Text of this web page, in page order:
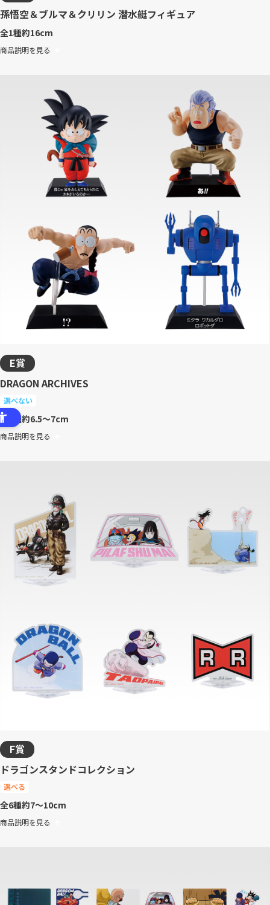
孫悟空＆ブルマ＆クリリン 潜水艇フィギュア
全1種約16cm
商品説明を見る
E賞
DRAGON ARCHIVES
選べない
全4種約6.5～7cm
商品説明を見る
F賞
ドラゴンスタンドコレクション
選べる
全6種約7～10cm
商品説明を見る